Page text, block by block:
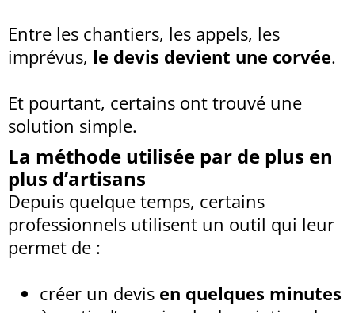
Entre les chantiers, les appels, les
imprévus, le devis devient une corvée.
Et pourtant, certains ont trouvé une
solution simple.
La méthode utilisée par de plus en
plus d’artisans
Depuis quelque temps, certains
professionnels utilisent un outil qui leur
permet de :
créer un devis en quelques minutes